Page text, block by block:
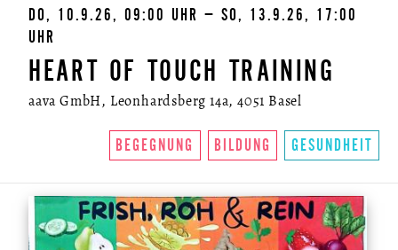
DO, 10.9.26, 09:00 UHR – SO, 13.9.26, 17:00
UHR
HEART OF TOUCH TRAINING
aava GmbH, Leonhardsberg 14a, 4051 Basel
BEGEGNUNG BILDUNG GESUNDHEIT